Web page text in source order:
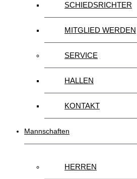
SCHIEDSRICHTER
MITGLIED WERDEN
SERVICE
HALLEN
KONTAKT
Mannschaften
HERREN